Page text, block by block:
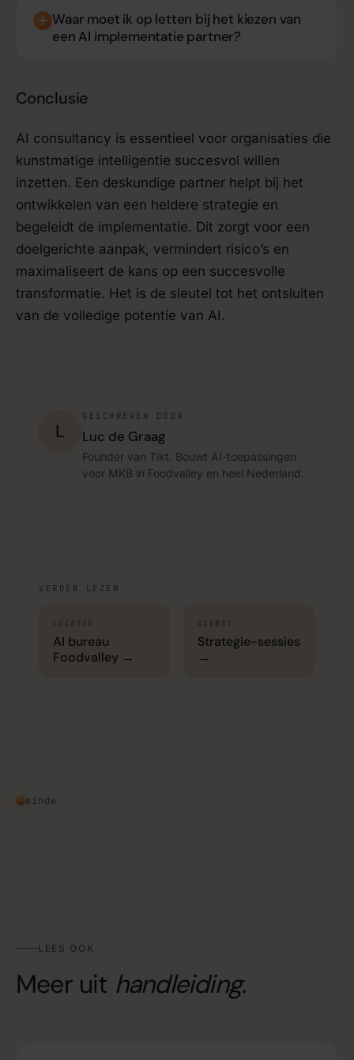
Waar moet ik op letten bij het kiezen van
een AI implementatie partner?
Conclusie
AI consultancy is essentieel voor organisaties die
kunstmatige intelligentie succesvol willen
inzetten. Een deskundige partner helpt bij het
ontwikkelen van een heldere strategie en
begeleidt de implementatie. Dit zorgt voor een
doelgerichte aanpak, vermindert risico’s en
maximaliseert de kans op een succesvolle
transformatie. Het is de sleutel tot het ontsluiten
van de volledige potentie van AI.
L
GESCHREVEN DOOR
Luc de Graag
Founder van Tikt. Bouwt AI-toepassingen
voor MKB in Foodvalley en heel Nederland.
VERDER LEZEN
LOCATIE
AI bureau
Foodvalley →
DIENST
Strategie-sessies
→
einde
LEES OOK
Meer uit handleiding.